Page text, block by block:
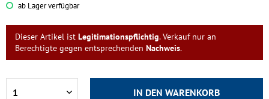
ab Lager verfügbar
Dieser Artikel ist Legitimationspflichtig. Verkauf nur an
Berechtigte gegen entsprechenden Nachweis.
IN DEN WARENKORB